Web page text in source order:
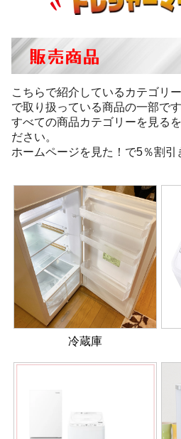
販売商品
こちらで紹介しているカテゴリ
で取り扱っている商品の一部です
すべての商品カテゴリーを見る
ださい。
ホームページを見た！で5％割引
冷蔵庫